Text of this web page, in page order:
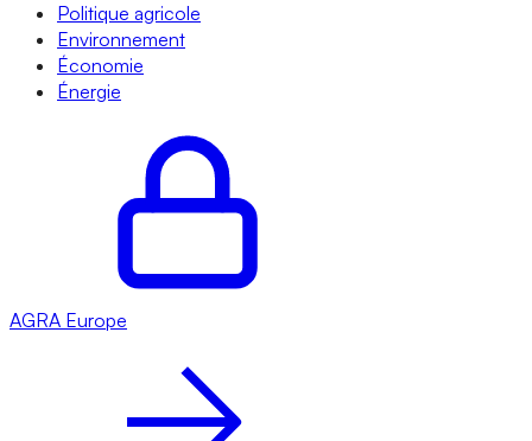
Politique agricole
Environnement
Économie
Énergie
AGRA Europe